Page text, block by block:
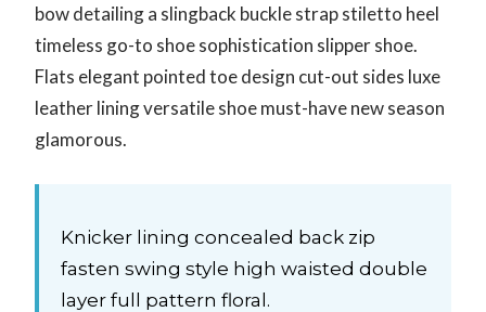
bow detailing a slingback buckle strap stiletto heel
timeless go-to shoe sophistication slipper shoe.
Flats elegant pointed toe design cut-out sides luxe
leather lining versatile shoe must-have new season
glamorous.
Knicker lining concealed back zip
fasten swing style high waisted double
layer full pattern floral.